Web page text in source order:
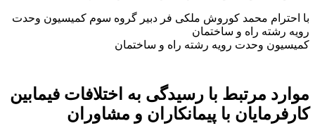
با احترام محمد کوروش ملکی فر دبیر گروه سوم کمیسیون وحدت
رویه رشته راه و ساختمان
کمیسیون وحدت رویه رشته راه و ساختمان
موارد مرتبط با رسیدگی به اختلافات فیمابین
کارفرمایان با پیمانکاران و مشاوران